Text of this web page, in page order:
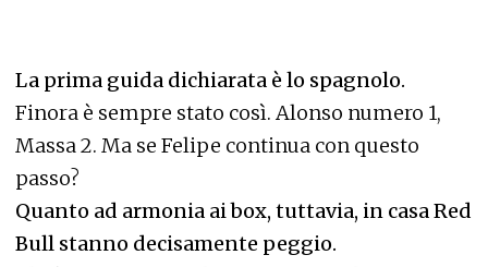
La prima guida dichiarata è lo spagnolo.
Finora è sempre stato così. Alonso numero 1,
Massa 2. Ma se Felipe continua con questo
passo?
Quanto ad armonia ai box, tuttavia, in casa Red
Bull stanno decisamente peggio.